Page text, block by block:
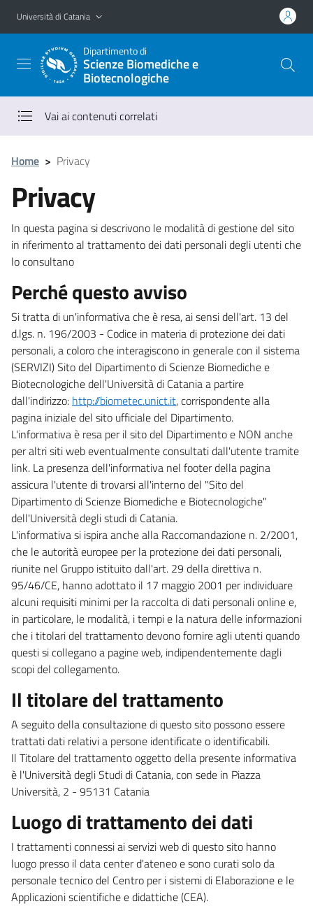
Vai al contenuto principale
Vai al menu di navigazione
Università di Catania
Dipartimento di
Scienze Biomediche e
Biotecnologiche
Vai ai contenuti correlati
Home > Privacy
Privacy
In questa pagina si descrivono le modalità di gestione del sito
in riferimento al trattamento dei dati personali degli utenti che
lo consultano
Perché questo avviso
Si tratta di un'informativa che è resa, ai sensi dell'art. 13 del
d.lgs. n. 196/2003 - Codice in materia di protezione dei dati
personali, a coloro che interagiscono in generale con il sistema
(SERVIZI) Sito del Dipartimento di Scienze Biomediche e
Biotecnologiche dell'Università di Catania a partire
dall'indirizzo: http://biometec.unict.it, corrispondente alla
pagina iniziale del sito ufficiale del Dipartimento.
L'informativa è resa per il sito del Dipartimento e NON anche
per altri siti web eventualmente consultati dall'utente tramite
link. La presenza dell'informativa nel footer della pagina
assicura l'utente di trovarsi all'interno del "Sito del
Dipartimento di Scienze Biomediche e Biotecnologiche"
dell'Università degli studi di Catania.
L'informativa si ispira anche alla Raccomandazione n. 2/2001,
che le autorità europee per la protezione dei dati personali,
riunite nel Gruppo istituito dall'art. 29 della direttiva n.
95/46/CE, hanno adottato il 17 maggio 2001 per individuare
alcuni requisiti minimi per la raccolta di dati personali online e,
in particolare, le modalità, i tempi e la natura delle informazioni
che i titolari del trattamento devono fornire agli utenti quando
questi si collegano a pagine web, indipendentemente dagli
scopi del collegamento.
Il titolare del trattamento
A seguito della consultazione di questo sito possono essere
trattati dati relativi a persone identificate o identificabili.
Il Titolare del trattamento oggetto della presente informativa
è l'Università degli Studi di Catania, con sede in Piazza
Università, 2 - 95131 Catania
Luogo di trattamento dei dati
I trattamenti connessi ai servizi web di questo sito hanno
luogo presso il data center d'ateneo e sono curati solo da
personale tecnico del Centro per i sistemi di Elaborazione e le
Applicazioni scientifiche e didattiche (CEA).